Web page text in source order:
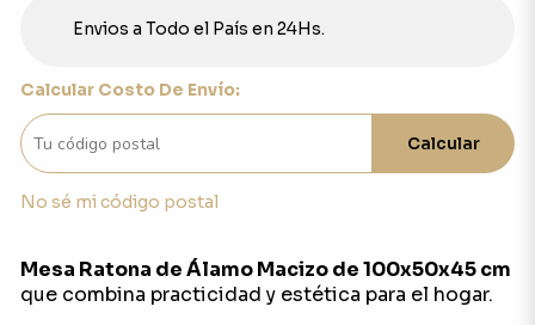
Envios a Todo el País en 24Hs.
Calcular Costo De Envío:
Calcular
No sé mi código postal
Mesa Ratona de Álamo Macizo de 100x50x45 cm
que combina practicidad y estética para el hogar.